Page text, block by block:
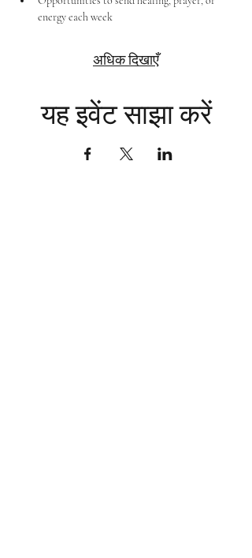
energy each week
अधिक दिखाएँ
यह इवेंट साझा करें